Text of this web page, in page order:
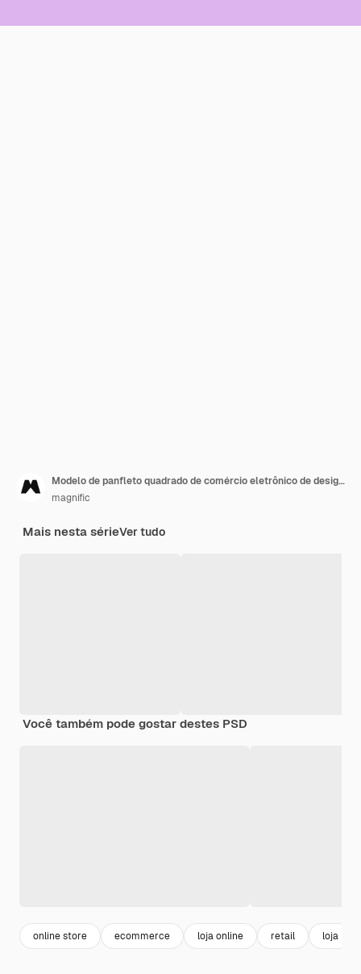
Modelo de panfleto quadrado de comércio eletrônico de design plano
magnific
Mais nesta sérieVer tudo
Você também pode gostar destes PSD
online store ecommerce loja online retail loja